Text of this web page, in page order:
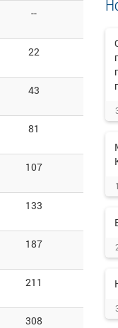
--
22
43
81
107
133
187
211
308